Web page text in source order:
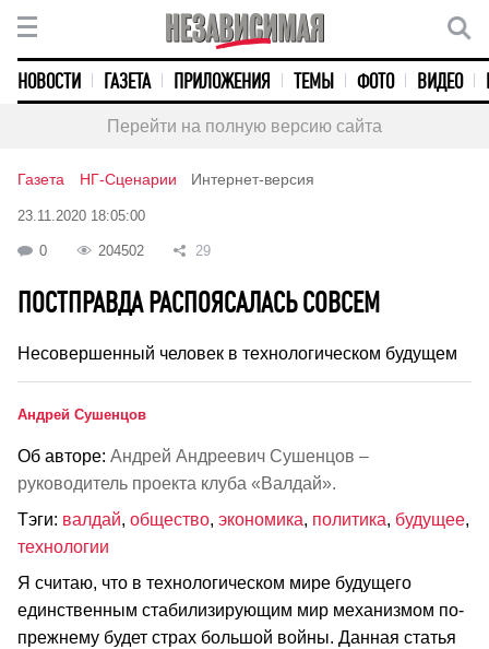
НОВОСТИ ГАЗЕТА ПРИЛОЖЕНИЯ ТЕМЫ ФОТО ВИДЕО
Перейти на полную версию сайта
Газета НГ-Сценарии Интернет-версия
23.11.2020 18:05:00
0 204502 29
ПОСТПРАВДА РАСПОЯСАЛАСЬ СОВСЕМ
Несовершенный человек в технологическом будущем
Андрей Сушенцов
Об авторе: Андрей Андреевич Сушенцов –
руководитель проекта клуба «Валдай».
Тэги: валдай, общество, экономика, политика, будущее,
технологии
Я считаю, что в технологическом мире будущего
единственным стабилизирующим мир механизмом по-
прежнему будет страх большой войны. Данная статья